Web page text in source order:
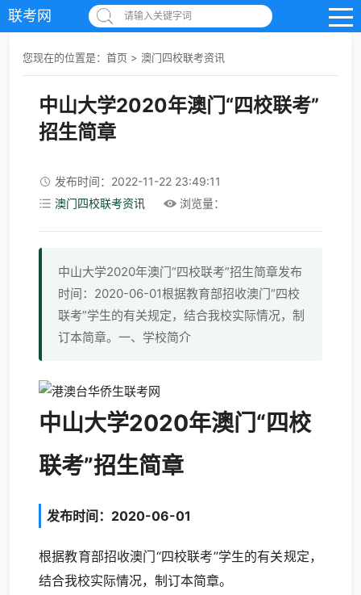
联考网 请输入关键字词
您现在的位置是： 首页 > 澳门四校联考资讯
中山大学2020年澳门“四校联考”
招生简章
发布时间：2022-11-22 23:49:11
澳门四校联考资讯
浏览量：
中山大学2020年澳门“四校联考”招生简章发布
时间：2020-06-01根据教育部招收澳门“四校
联考”学生的有关规定，结合我校实际情况，制
订本简章。一、学校简介
中山大学2020年澳门“四校
联考”招生简章
发布时间：2020-06-01
根据教育部招收澳门“四校联考”学生的有关规定，
结合我校实际情况，制订本简章。